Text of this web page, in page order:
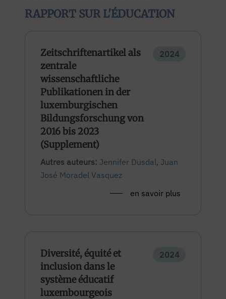
RAPPORT SUR L'ÉDUCATION
Zeitschriftenartikel als
zentrale
wissenschaftliche
Publikationen in der
luxemburgischen
Bildungsforschung von
2016 bis 2023
(Supplement)
2024
Autres auteurs: Jennifer Dusdal, Juan
José Moradel Vasquez
en savoir plus
Diversité, équité et
inclusion dans le
système éducatif
luxembourgeois
2024